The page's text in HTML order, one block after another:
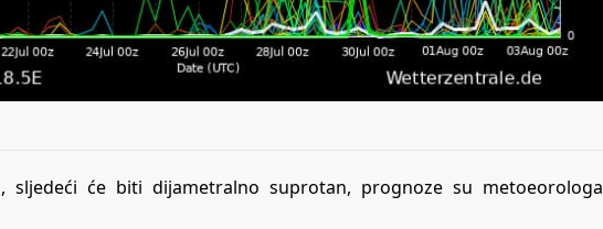
sljedeći će biti dijametralno suprotan, prognoze su metoeorologa